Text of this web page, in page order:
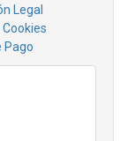
Legal
Pago